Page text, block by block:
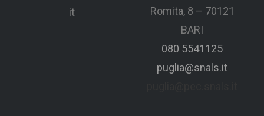
it
Romita, 8 – 70121
BARI
080 5541125
puglia@snals.it